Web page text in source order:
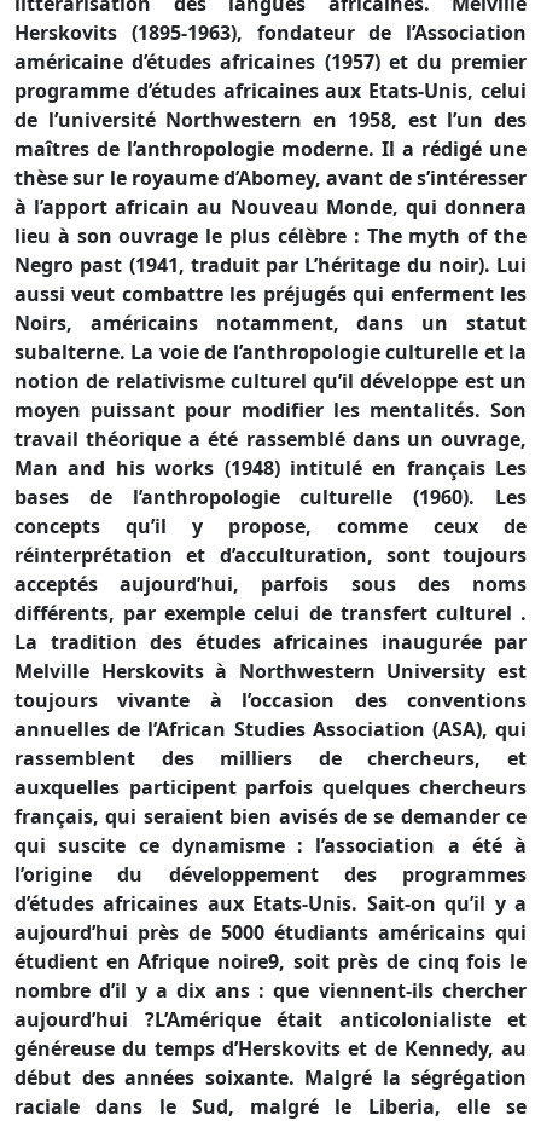
Herskovits (1895-1963), fondateur de l’Association
américaine d’études africaines (1957) et du premier
programme d’études africaines aux Etats-Unis, celui
de l’université Northwestern en 1958, est l’un des
maîtres de l’anthropologie moderne. Il a rédigé une
thèse sur le royaume d’Abomey, avant de s’intéresser
à l’apport africain au Nouveau Monde, qui donnera
lieu à son ouvrage le plus célèbre : The myth of the
Negro past (1941, traduit par L’héritage du noir). Lui
aussi veut combattre les préjugés qui enferment les
Noirs, américains notamment, dans un statut
subalterne. La voie de l’anthropologie culturelle et la
notion de relativisme culturel qu’il développe est un
moyen puissant pour modifier les mentalités. Son
travail théorique a été rassemblé dans un ouvrage,
Man and his works (1948) intitulé en français Les
bases de l’anthropologie culturelle (1960). Les
concepts qu’il y propose, comme ceux de
réinterprétation et d’acculturation, sont toujours
acceptés aujourd’hui, parfois sous des noms
différents, par exemple celui de transfert culturel .
La tradition des études africaines inaugurée par
Melville Herskovits à Northwestern University est
toujours vivante à l’occasion des conventions
annuelles de l’African Studies Association (ASA), qui
rassemblent des milliers de chercheurs, et
auxquelles participent parfois quelques chercheurs
français, qui seraient bien avisés de se demander ce
qui suscite ce dynamisme : l’association a été à
l’origine du développement des programmes
d’études africaines aux Etats-Unis. Sait-on qu’il y a
aujourd’hui près de 5000 étudiants américains qui
étudient en Afrique noire9, soit près de cinq fois le
nombre d’il y a dix ans : que viennent-ils chercher
aujourd’hui ?L’Amérique était anticolonialiste et
généreuse du temps d’Herskovits et de Kennedy, au
début des années soixante. Malgré la ségrégation
raciale dans le Sud, malgré le Liberia, elle se